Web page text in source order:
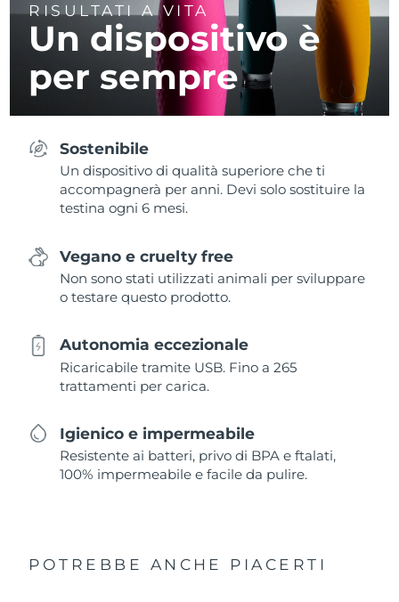
RISULTATI A VITA
Un dispositivo è
per sempre
Sostenibile
Un dispositivo di qualità superiore che ti
accompagnerà per anni. Devi solo sostituire la
testina ogni 6 mesi.
Vegano e cruelty free
Non sono stati utilizzati animali per sviluppare
o testare questo prodotto.
Autonomia eccezionale
Ricaricabile tramite USB. Fino a 265
trattamenti per carica.
Igienico e impermeabile
Resistente ai batteri, privo di BPA e ftalati,
100% impermeabile e facile da pulire.
POTREBBE ANCHE PIACERTI